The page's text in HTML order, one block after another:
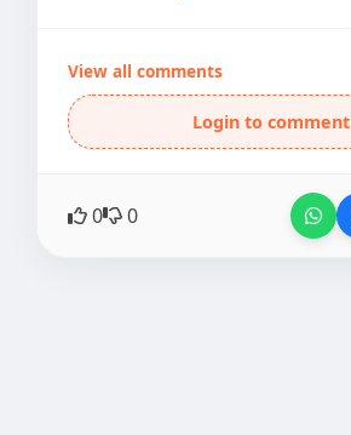
View all comments
Login to comment
0 0